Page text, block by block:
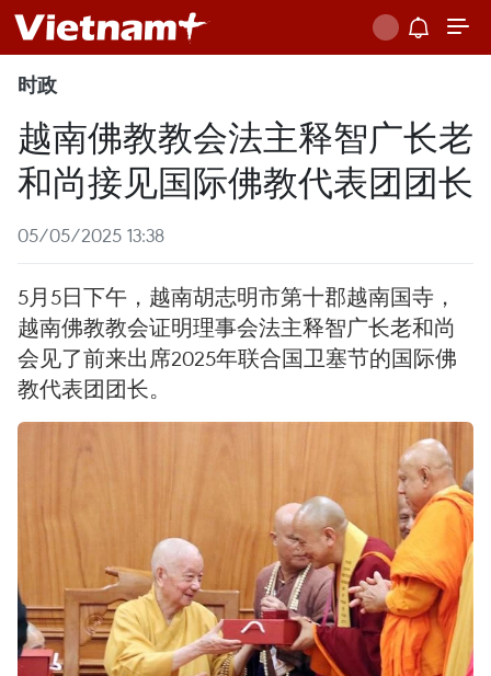
时政
越南佛教教会法主释智广长老
和尚接见国际佛教代表团团长
05/05/2025 13:38
5月5日下午，越南胡志明市第十郡越南国寺，
越南佛教教会证明理事会法主释智广长老和尚
会见了前来出席2025年联合国卫塞节的国际佛
教代表团团长。